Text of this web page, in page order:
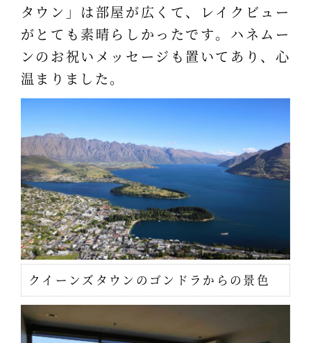
タウン」は部屋が広くて、レイクビュー
がとても素晴らしかったです。ハネムー
ンのお祝いメッセージも置いてあり、心
温まりました。
クイーンズタウンのゴンドラからの景色